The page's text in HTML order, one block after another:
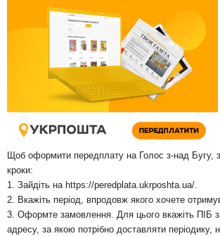
Щоб оформити передплату на Голос з-над Бугу,
кроки:
1. Зайдіть на https://peredplata.ukrposhta.ua/.
2. Вкажіть період, впродовж якого хочете
3. Оформте замовлення. Для цього вкажіть ПІБ
адресу, за якою потрібно доставляти